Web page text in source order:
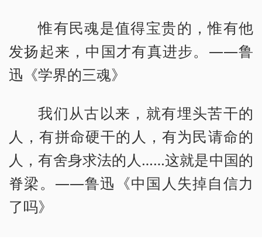
惟有民魂是值得宝贵的，惟有他
发扬起来，中国才有真进步。——鲁
迅《学界的三魂》
我们从古以来，就有埋头苦干的
人，有拼命硬干的人，有为民请命的
人，有舍身求法的人……这就是中国的
脊梁。——鲁迅《中国人失掉自信力
了吗》